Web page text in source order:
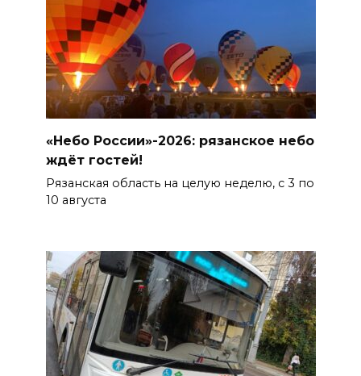
«Небо России»-2026: рязанское небо
ждёт гостей!
Рязанская область на целую неделю, с 3 по
10 августа